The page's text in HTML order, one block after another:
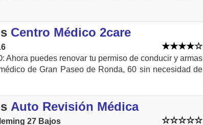
Centro Médico 2care
Ahora puedes renovar tu permiso de conducir y armas
de Gran Paseo de Ronda, 60 sin necesidad de
Auto Revisión Médica
27 Bajos